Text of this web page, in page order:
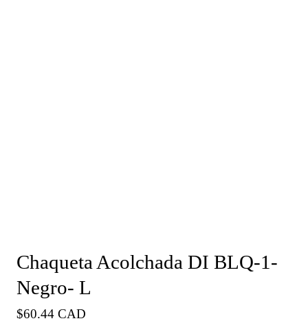
Chaqueta Acolchada DI BLQ-1-
Negro- L
Precio
$60.44 CAD